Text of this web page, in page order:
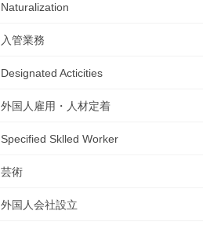
Naturalization
入管業務
Designated Acticities
外国人雇用・人材定着
Specified Sklled Worker
芸術
外国人会社設立